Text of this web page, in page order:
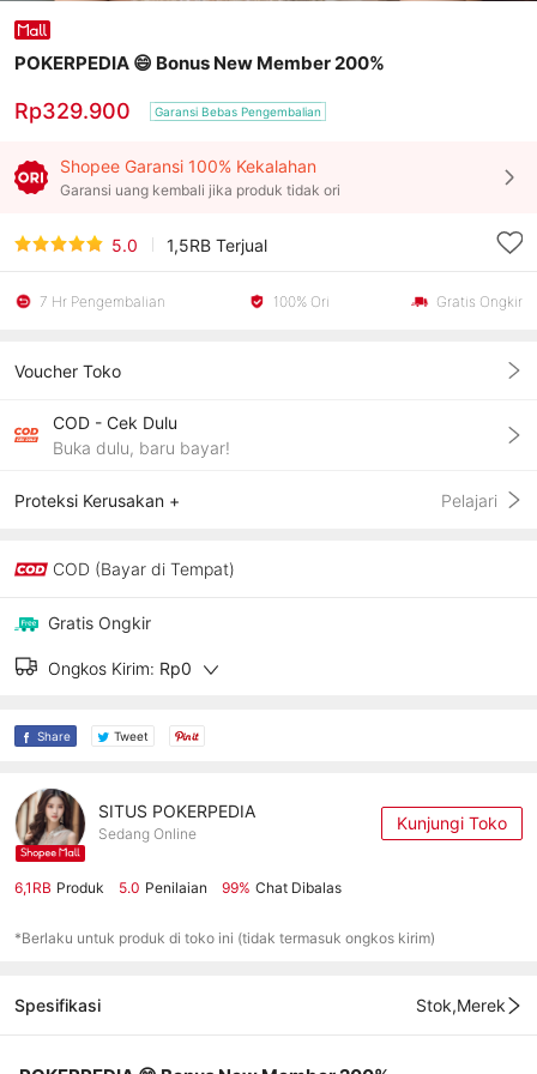
POKERPEDIA 😄 Bonus New Member 200%
Rp329.900 Garansi Bebas Pengembalian
Shopee Garansi 100% Kekalahan
Garansi uang kembali jika produk tidak ori
5.0 1,5RB Terjual
7 Hr Pengembalian 100% Ori Gratis Ongkir
Voucher Toko
COD - Cek Dulu
Buka dulu, baru bayar!
Proteksi Kerusakan + Pelajari
COD (Bayar di Tempat)
Gratis Ongkir
Ongkos Kirim: Rp0
Share Tweet
SITUS POKERPEDIA
Sedang Online Kunjungi Toko
6,1RB Produk 5.0 Penilaian 99% Chat Dibalas
*Berlaku untuk produk di toko ini (tidak termasuk ongkos kirim)
Spesifikasi Stok,Merek